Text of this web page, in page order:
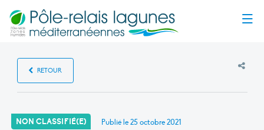
RETOUR
NON CLASSIFIÉ(E) Publié le25 octobre 2021